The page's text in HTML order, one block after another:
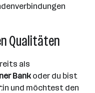
Qualitäten
als
Bankoder du bist
:in und möchtest den